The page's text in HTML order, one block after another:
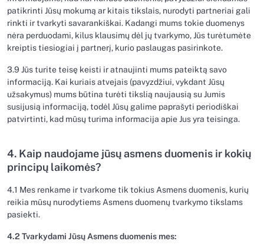
patikrinti Jūsų mokumą ar kitais tikslais, nurodyti partneriai gali
rinkti ir tvarkyti savarankiškai. Kadangi mums tokie duomenys
nėra perduodami, kilus klausimų dėl jų tvarkymo, Jūs turėtumėte
kreiptis tiesiogiai į partnerį, kurio paslaugas pasirinkote.
3.9 Jūs turite teisę keisti ir atnaujinti mums pateiktą savo
informaciją. Kai kuriais atvejais (pavyzdžiui, vykdant Jūsų
užsakymus) mums būtina turėti tikslią naujausią su Jumis
susijusią informaciją, todėl Jūsų galime paprašyti periodiškai
patvirtinti, kad mūsų turima informacija apie Jus yra teisinga.
4. Kaip naudojame jūsų asmens duomenis ir kokių
principų laikomės?
4.1 Mes renkame ir tvarkome tik tokius Asmens duomenis, kurių
reikia mūsų nurodytiems Asmens duomenų tvarkymo tikslams
pasiekti.
4.2 Tvarkydami Jūsų Asmens duomenis mes: